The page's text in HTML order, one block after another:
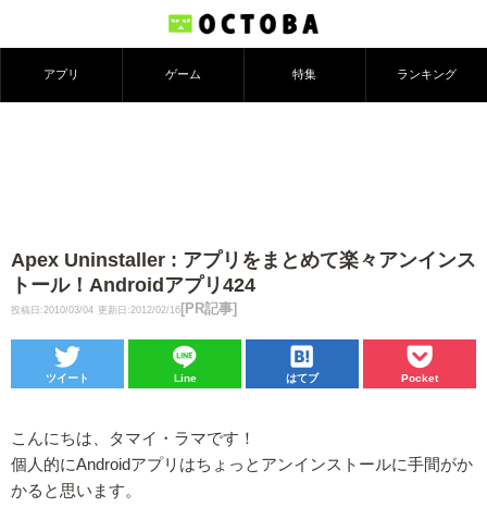
アプリ ゲーム 特集 ランキング
Apex Uninstaller : アプリをまとめて楽々アンインス
トール！Androidアプリ424
投稿日:2010/03/04 更新日:2012/02/16 [PR記事]
ツイート Line はてブ Pocket
こんにちは、タマイ・ラマです！
個人的にAndroidアプリはちょっとアンインストールに手間がか
かると思います。